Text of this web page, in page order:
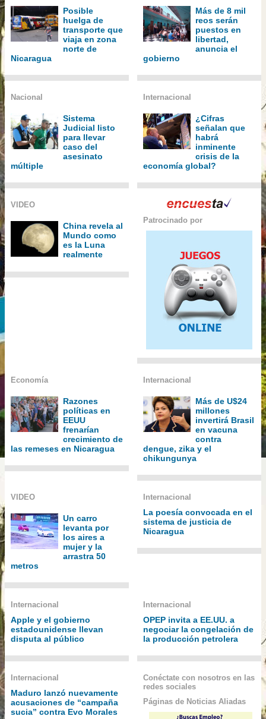
Posible
huelga de
transporte que
viaja en zona
norte de
Nicaragua
Más de 8 mil
reos serán
puestos en
libertad,
anuncia el
gobierno
Nacional
Sistema
Judicial listo
para llevar
caso del
asesinato
múltiple
Internacional
¿Cifras
señalan que
habrá
inminente
crisis de la
economía global?
VIDEO
China revela al
Mundo como
es la Luna
realmente
Patrocinado por
Economía
Razones
políticas en
EEUU
frenarían
crecimiento de
las remeses en Nicaragua
Internacional
Más de U$24
millones
invertirá Brasil
en vacuna
contra
dengue, zika y el
chikungunya
VIDEO
Un carro
levanta por
los aires a
mujer y la
arrastra 50
metros
Internacional
La poesía convocada en el
sistema de justicia de
Nicaragua
Internacional
Apple y el gobierno
estadounidense llevan
disputa al público
Internacional
OPEP invita a EE.UU. a
negociar la congelación de
la producción petrolera
Internacional
Maduro lanzó nuevamente
acusaciones de “campaña
sucia” contra Evo Morales
Conéctate con nosotros en las
redes sociales
Páginas de Noticias Aliadas